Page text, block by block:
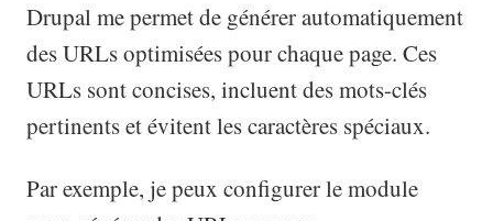
Drupal me permet de générer automatiquement
des URLs optimisées pour chaque page. Ces
URLs sont concises, incluent des mots-clés
pertinents et évitent les caractères spéciaux.
Par exemple, je peux configurer le module